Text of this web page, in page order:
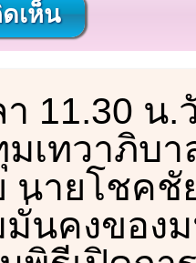
เห็น
า 11.30
เทวาภิบ
นายโชคชั
นคงของ